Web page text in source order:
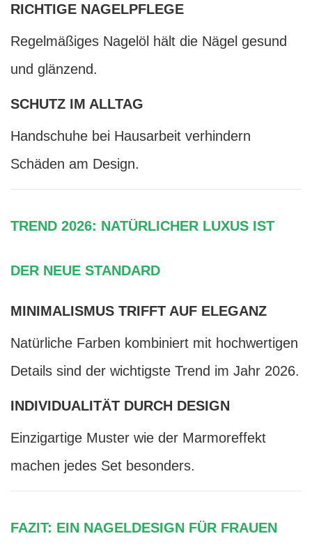
RICHTIGE NAGELPFLEGE
Regelmäßiges Nagelöl hält die Nägel gesund
und glänzend.
SCHUTZ IM ALLTAG
Handschuhe bei Hausarbeit verhindern
Schäden am Design.
TREND 2026: NATÜRLICHER LUXUS IST
DER NEUE STANDARD
MINIMALISMUS TRIFFT AUF ELEGANZ
Natürliche Farben kombiniert mit hochwertigen
Details sind der wichtigste Trend im Jahr 2026.
INDIVIDUALITÄT DURCH DESIGN
Einzigartige Muster wie der Marmoreffekt
machen jedes Set besonders.
FAZIT: EIN NAGELDESIGN FÜR FRAUEN